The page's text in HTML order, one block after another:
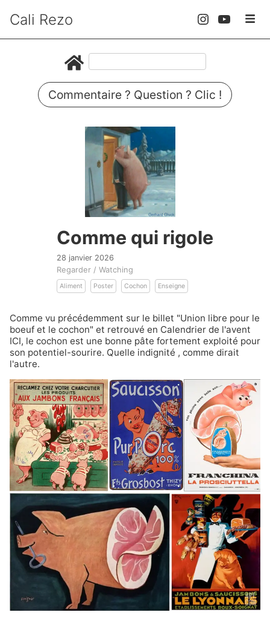
Cali Rezo
Commentaire ? Question ? Clic !
Comme qui rigole
28 janvier 2026
Regarder / Watching
Aliment Poster Cochon Enseigne
Comme vu précédemment sur le billet "Union libre pour le
boeuf et le cochon" et retrouvé en Calendrier de l'avent
ICI, le cochon est une bonne pâte fortement exploité pour
son potentiel-sourire. Quelle indignité , comme dirait
l'autre.